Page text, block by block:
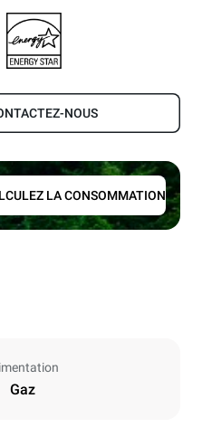
NOUS
LA CONSOMMATION
Gaz